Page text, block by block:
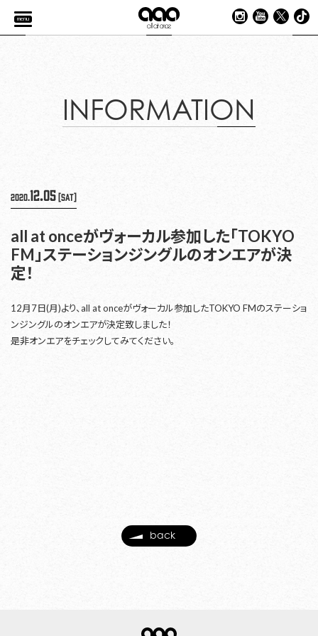
menu
INFORMATION
2020.12.05[Sat]
all at onceがヴォーカル参加した「TOKYO
FM」ステーションジングルのオンエアが決
定！
12月7日(月)より、all at onceがヴォーカル参加したTOKYO FMのステーショ
ンジングルのオンエアが決定致しました！
是非オンエアをチェックしてみてください。
back